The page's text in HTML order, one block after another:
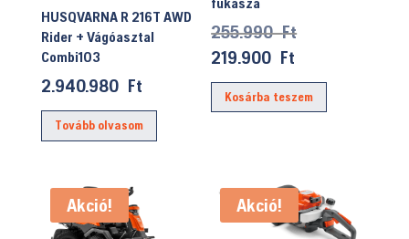
HUSQVARNA R 216T AWD
Rider + Vágóasztal
Combi103
2.940.980 Ft
Tovább olvasom
255.990FtOriginal
was:
255.990 Ft.
219.900 Ft
price
is:
Kosárba teszem
Akció! Akció!